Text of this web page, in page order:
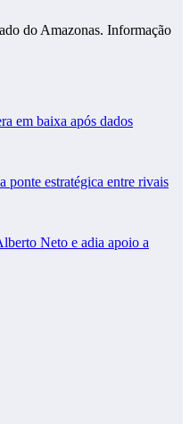
do Amazonas. Informação
em baixa após dados
ponte estratégica entre rivais
Neto e adia apoio a